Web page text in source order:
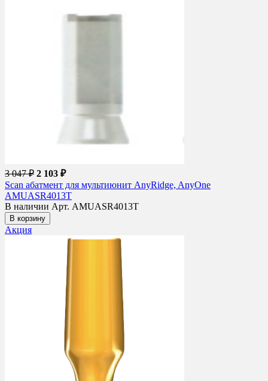
3 047 ₽ 2 103 ₽
Scan абатмент для мультиюнит AnyRidge, AnyOne
AMUASR4013T
В наличии Арт. AMUASR4013T
В корзину
Акция